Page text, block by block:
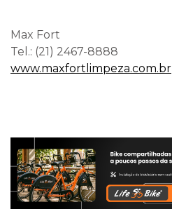
Max Fort
Tel.: (21) 2467-8888
www.maxfortlimpeza.com.br